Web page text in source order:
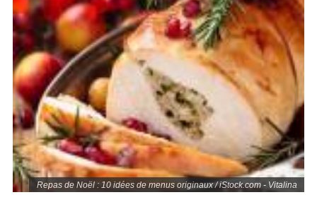
Repas de Noël : 10 idées de menus originaux / iStock.com - Vitalina